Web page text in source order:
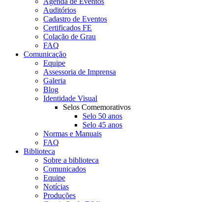
Auditórios
Cadastro de Eventos
Certificados FE
Colação de Grau
FAQ
Comunicação
Equipe
Assessoria de Imprensa
Galeria
Blog
Identidade Visual
Selos Comemorativos
Selo 50 anos
Selo 45 anos
Normas e Manuais
FAQ
Biblioteca
Sobre a biblioteca
Comunicados
Equipe
Notícias
Produções